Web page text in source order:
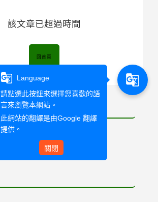
該文章已超過時間
回首頁
g_translate
Language
請點選此按鈕來選擇您喜歡的語
言來瀏覽本網站。
此網站的翻譯是由Google 翻譯
提供。
關閉
g_translate